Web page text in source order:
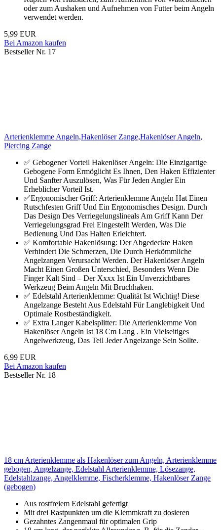
oder zum Aushaken und Aufnehmen von Futter beim Angeln
verwendet werden.
5,99 EUR
Bei Amazon kaufen
Bestseller Nr. 17
Arterienklemme Angeln,Hakenlöser Zange,Hakenlöser Angeln,
Piercing Zange
✅ Gebogener Vorteil Hakenlöser Angeln: Die Einzigartige
Gebogene Form Ermöglicht Es Ihnen, Den Haken Effizienter
Und Sanfter Auszulösen, Was Für Jeden Angler Ein
Erheblicher Vorteil Ist.
✅Ergonomischer Griff: Arterienklemme Angeln Hat Einen
Rutschfesten Griff Und Ein Ergonomisches Design. Durch
Das Design Des Verriegelungslineals Am Griff Kann Der
Verriegelungsgrad Frei Eingestellt Werden, Was Die
Bedienung Und Das Halten Erleichtert.
✅ Komfortable Hakenlösung: Der Abgedeckte Haken
Verhindert Die Schmerzen, Die Durch Herkömmliche
Angelzangen Verursacht Werden. Der Hakenlöser Angeln
Macht Einen Großen Unterschied, Besonders Wenn Die
Finger Kalt Sind – Der Xxxx Ist Ein Unverzichtbares
Werkzeug Beim Angeln Mit Bruchhaken.
✅ Edelstahl Arterienklemme: Qualität Ist Wichtig! Diese
Angelzange Besteht Aus Edelstahl Für Langlebigkeit Und
Optimale Rostbeständigkeit.
✅ Extra Langer Kabelsplitter: Die Arterienklemme Von
Hakenlöser Angeln Ist 18 Cm Lang . Ein Vielseitiges
Angelwerkzeug, Das Teil Jeder Angelzange Sein Sollte.
6,99 EUR
Bei Amazon kaufen
Bestseller Nr. 18
18 cm Arterienklemme als Hakenlöser zum Angeln, Arterienklemme
gebogen, Angelzange, Edelstahl Arterienklemme, Lösezange,
Edelstahlzange, Angelklemme, Fischerklemme, Hakenlöser Zange
(gebogen)
Aus rostfreiem Edelstahl gefertigt
Mit drei Rastpunkten um die Klemmkraft zu dosieren
Gezahntes Zangenmaul für optimalen Grip